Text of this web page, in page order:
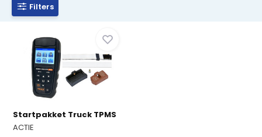
Filters
Startpakket Truck TPMS
ACTIE